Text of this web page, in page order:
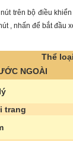
trên bộ điều
, nhấn để bắt đầu
Thể loại
NGOÀI
trang